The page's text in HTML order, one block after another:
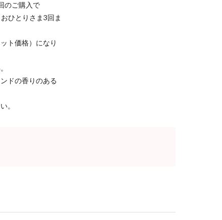
のご購入で
ひとりさま3回ま
ト価格）になり
ドの香りのある
。